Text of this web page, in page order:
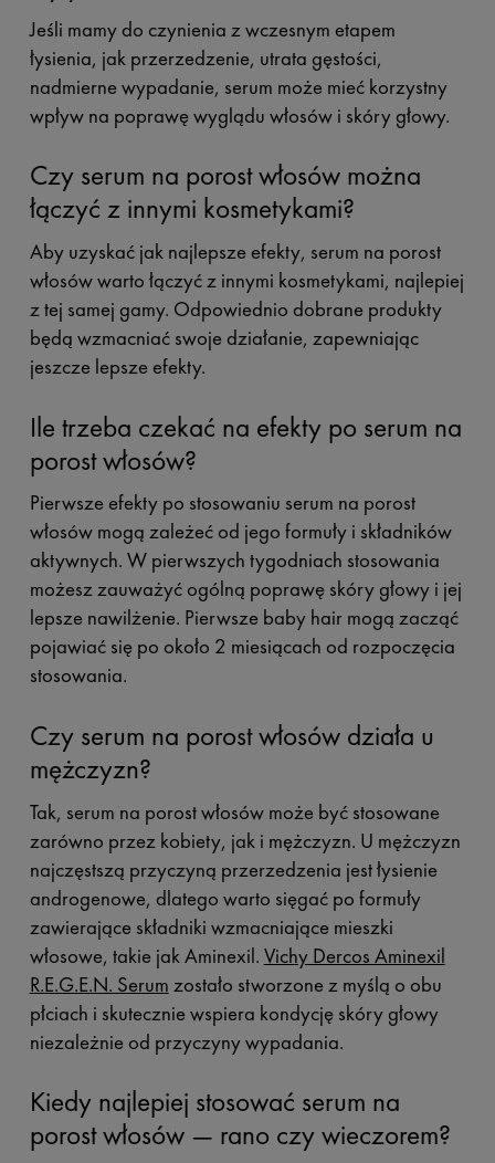
Jeśli mamy do czynienia z wczesnym etapem
łysienia, jak przerzedzenie, utrata gęstości,
nadmierne wypadanie, serum może mieć korzystny
wpływ na poprawę wyglądu włosów i skóry głowy.
Czy serum na porost włosów można
łączyć z innymi kosmetykami?
Aby uzyskać jak najlepsze efekty, serum na porost
włosów warto łączyć z innymi kosmetykami, najlepiej
z tej samej gamy. Odpowiednio dobrane produkty
będą wzmacniać swoje działanie, zapewniając
jeszcze lepsze efekty.
Ile trzeba czekać na efekty po serum na
porost włosów?
Pierwsze efekty po stosowaniu serum na porost
włosów mogą zależeć od jego formuły i składników
aktywnych. W pierwszych tygodniach stosowania
możesz zauważyć ogólną poprawę skóry głowy i jej
lepsze nawilżenie. Pierwsze baby hair mogą zacząć
pojawiać się po około 2 miesiącach od rozpoczęcia
stosowania.
Czy serum na porost włosów działa u
mężczyzn?
Tak, serum na porost włosów może być stosowane
zarówno przez kobiety, jak i mężczyzn. U mężczyzn
najczęstszą przyczyną przerzedzenia jest łysienie
androgenowe, dlatego warto sięgać po formuły
zawierające składniki wzmacniające mieszki
włosowe, takie jak Aminexil. Vichy Dercos Aminexil
R.E.G.E.N. Serum zostało stworzone z myślą o obu
płciach i skutecznie wspiera kondycję skóry głowy
niezależnie od przyczyny wypadania.
Kiedy najlepiej stosować serum na
porost włosów — rano czy wieczorem?